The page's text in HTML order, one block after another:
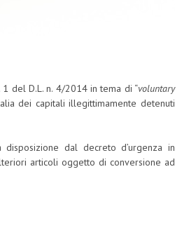
del D.L. n. 4/2014 in tema di “voluntary
dei capitali illegittimamente detenuti
dal decreto d’urgenza in
articoli oggetto di conversione ad